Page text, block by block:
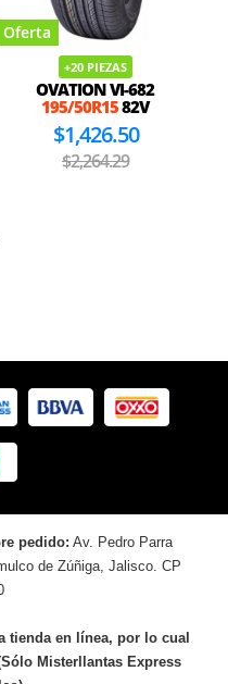
Oferta
+20 PIEZAS
OVATION VI-682
195/50R1582V
$1,426.50
$2,264.29
pedido: Av. Pedro Parra
de Zúñiga, Jalisco. CP
tienda en línea, por lo cual
Misterllantas Express